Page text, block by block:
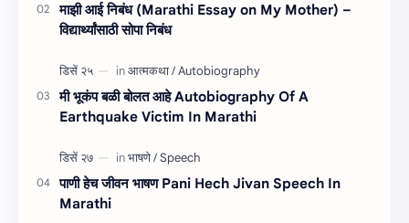
माझी आई निबंध (Marathi Essay on My Mother) –
विद्यार्थ्यांसाठी सोपा निबंध
मी भूकंप बळी बोलत आहे Autobiography Of A
Earthquake Victim In Marathi
पाणी हेच जीवन भाषण Pani Hech Jivan Speech In
Marathi